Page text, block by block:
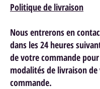
Politique de livraison
Nous entrerons en
dans les 24 heures
de votre commande
modalités de livraison
commande.